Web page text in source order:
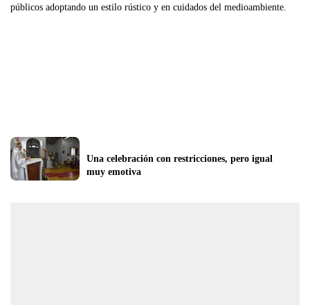
públicos adoptando un estilo rústico y en cuidados del medioambiente.
Una celebración con restricciones, pero igual
muy emotiva